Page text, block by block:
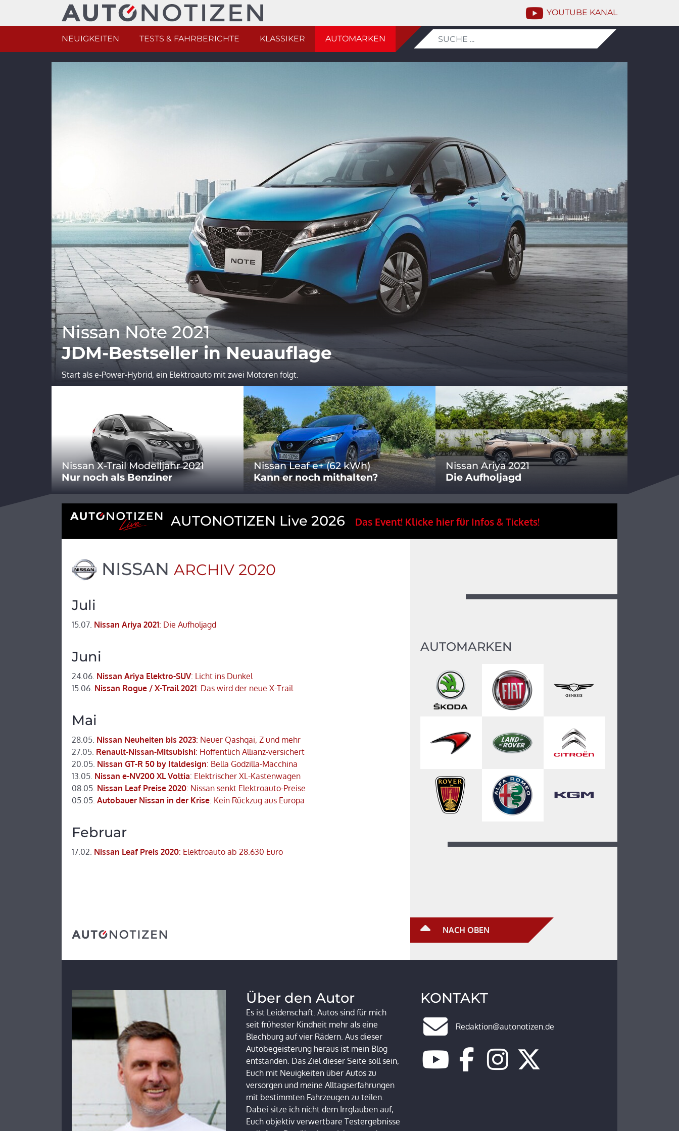
YOUTUBE KANAL
NEUIGKEITEN TESTS & FAHRBERICHTE KLASSIKER AUTOMARKEN
Nissan Note 2021
JDM-Bestseller in Neuauflage
Start als e-Power-Hybrid, ein Elektroauto mit zwei Motoren folgt.
Nissan X-Trail Modelljahr 2021
Nur noch als Benziner
Nissan Leaf e+ (62 kWh)
Kann er noch mithalten?
Nissan Ariya 2021
Die Aufholjagd
AUTONOTIZEN Live 2026 Das Event! Klicke hier für Infos & Tickets!
NISSAN ARCHIV 2020
Juli
15.07. Nissan Ariya 2021: Die Aufholjagd
Juni
24.06. Nissan Ariya Elektro-SUV: Licht ins Dunkel
15.06. Nissan Rogue / X-Trail 2021: Das wird der neue X-Trail
Mai
28.05. Nissan Neuheiten bis 2023: Neuer Qashqai, Z und mehr
27.05. Renault-Nissan-Mitsubishi: Hoffentlich Allianz-versichert
20.05. Nissan GT-R 50 by Italdesign: Bella Godzilla-Macchina
13.05. Nissan e-NV200 XL Voltia: Elektrischer XL-Kastenwagen
08.05. Nissan Leaf Preise 2020: Nissan senkt Elektroauto-Preise
05.05. Autobauer Nissan in der Krise: Kein Rückzug aus Europa
Februar
17.02. Nissan Leaf Preis 2020: Elektroauto ab 28.630 Euro
AUTOMARKEN
NACH OBEN
Über den Autor
Es ist Leidenschaft. Autos sind für mich
seit frühester Kindheit mehr als eine
Blechburg auf vier Rädern. Aus dieser
Autobegeisterung heraus ist mein Blog
entstanden. Das Ziel dieser Seite soll sein,
Euch mit Neuigkeiten über Autos zu
versorgen und meine Alltagserfahrungen
mit bestimmten Fahrzeugen zu teilen.
Dabei sitze ich nicht dem Irrglauben auf,
Euch objektiv verwertbare Testergebnisse
KONTAKT
Redaktion@autonotizen.de